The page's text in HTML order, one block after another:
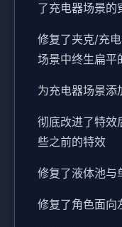
了充电器场景的
修复了夹克/充
场景中终生扁平
为充电器场景添
彻底改进了特效
些之前的特效
修复了液体池与
修复了角色面向